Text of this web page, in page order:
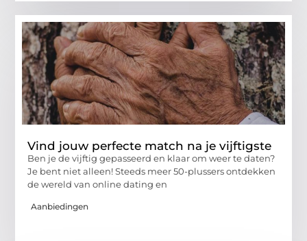
Vind jouw perfecte match na je vijftigste
Ben je de vijftig gepasseerd en klaar om weer te daten?
Je bent niet alleen! Steeds meer 50-plussers ontdekken
de wereld van online dating en
Aanbiedingen